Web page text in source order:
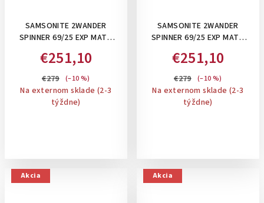
SAMSONITE 2WANDER
SPINNER 69/25 EXP MATT
KUFOR, ROZŠÍRITEĽLNÝ
€251,10
€279 (–10 %)
Na externom sklade (2-3
týždne)
SAMSONITE 2WANDER
SPINNER 69/25 EXP MATT
KUFOR, ROZŠÍRITEĽNÝ
€251,10
€279 (–10 %)
Na externom sklade (2-3
týždne)
Akcia Akcia